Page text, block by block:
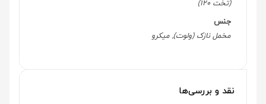
(تخت 120)
جنس
مخمل نازک (ولوت), میکرو
نقد و بررسی‌ها